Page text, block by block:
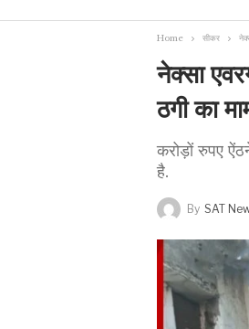
Home सीकर
नेक्सा
ठगी का
करोड़ों रुपए
है.
By SAT